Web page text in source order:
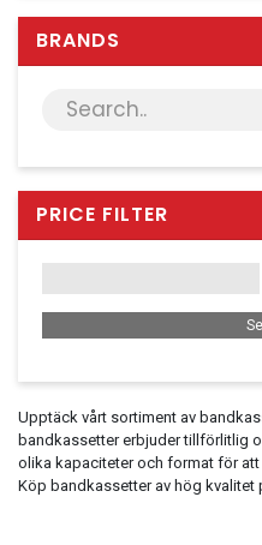
Server & Storage
PC Components
Supplies
Accessories
AV & Multimedia
Office Supplies
Phones & PBX
Network Equipment
BRANDS
PRICE FILTER
Upptäck vårt sortiment av
bandkassetter erbjuder tillförlitlig
olika kapaciteter och format för
Köp bandkassetter av hög kvalitet